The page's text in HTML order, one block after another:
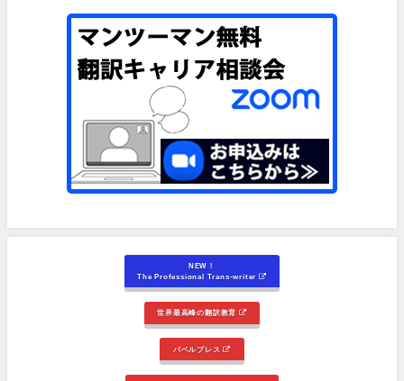
NEW！
The Professional Trans-writer
世界最高峰の翻訳教育
バベルプレス